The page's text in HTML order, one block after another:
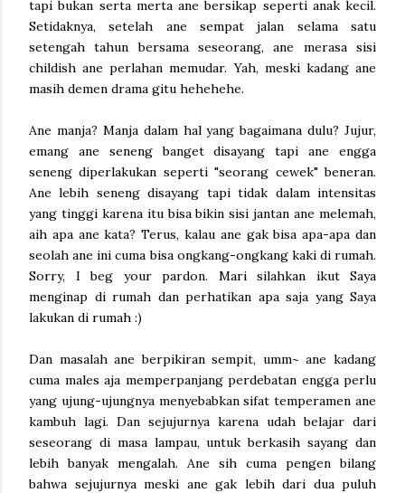
tapi bukan serta merta ane bersikap seperti anak kecil.
Setidaknya, setelah ane sempat jalan selama satu
setengah tahun bersama seseorang, ane merasa sisi
childish ane perlahan memudar. Yah, meski kadang ane
masih demen drama gitu hehehehe.
Ane manja? Manja dalam hal yang bagaimana dulu? Jujur,
emang ane seneng banget disayang tapi ane engga
seneng diperlakukan seperti "seorang cewek" beneran.
Ane lebih seneng disayang tapi tidak dalam intensitas
yang tinggi karena itu bisa bikin sisi jantan ane melemah,
aih apa ane kata? Terus, kalau ane gak bisa apa-apa dan
seolah ane ini cuma bisa ongkang-ongkang kaki di rumah.
Sorry, I beg your pardon. Mari silahkan ikut Saya
menginap di rumah dan perhatikan apa saja yang Saya
lakukan di rumah :)
Dan masalah ane berpikiran sempit, umm~ ane kadang
cuma males aja memperpanjang perdebatan engga perlu
yang ujung-ujungnya menyebabkan sifat temperamen ane
kambuh lagi. Dan sejujurnya karena udah belajar dari
seseorang di masa lampau, untuk berkasih sayang dan
lebih banyak mengalah. Ane sih cuma pengen bilang
bahwa sejujurnya meski ane gak lebih dari dua puluh